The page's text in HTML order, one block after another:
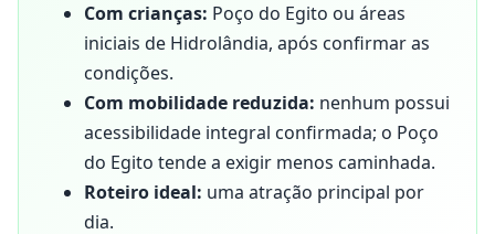
Com crianças: Poço do Egito ou áreas
iniciais de Hidrolândia, após confirmar as
condições.
Com mobilidade reduzida: nenhum possui
acessibilidade integral confirmada; o Poço
do Egito tende a exigir menos caminhada.
Roteiro ideal: uma atração principal por
dia.